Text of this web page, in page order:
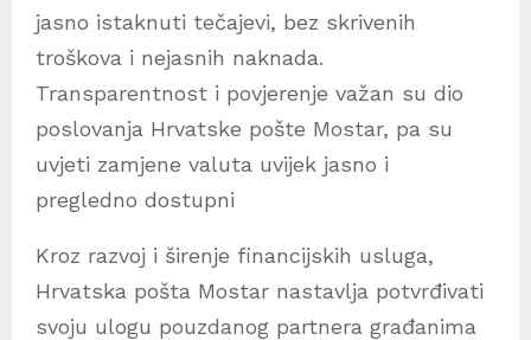
jasno istaknuti tečajevi, bez skrivenih
troškova i nejasnih naknada.
Transparentnost i povjerenje važan su dio
poslovanja Hrvatske pošte Mostar, pa su
uvjeti zamjene valuta uvijek jasno i
pregledno dostupni
Kroz razvoj i širenje financijskih usluga,
Hrvatska pošta Mostar nastavlja potvrđivati
svoju ulogu pouzdanog partnera građanima